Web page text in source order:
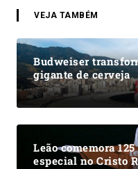
VEJA TAMBÉM
Budweiser
gigante de cerveja
Leão comemora
especial no Cristo